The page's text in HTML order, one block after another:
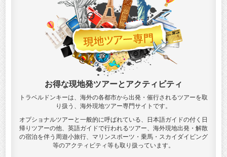
お得な現地発ツアーとアクティビティ
トラベルドンキーは、海外の各都市から出発・催行されるツアーを取
り扱う、海外現地ツアー専門サイトです。
オプショナルツアーと一般的に呼ばれている、日本語ガイドの付く日
帰りツアーの他、英語ガイドで行われるツアー、海外現地出発・解散
の宿泊を伴う周遊小旅行、マリンスポーツ・乗馬・スカイダイビング
等のアクティビティ等も取り扱っています。